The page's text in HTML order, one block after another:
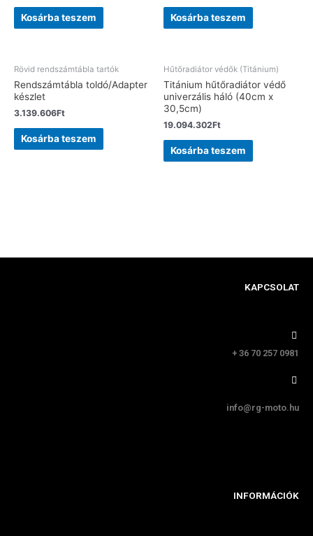
Kosárba teszem Kosárba teszem
Rövid rendszámtábla tartók
Rendszámtábla toldó/Adapter
készlet
3.139.606Ft
Kosárba teszem
Hűtőradiátor védők (Titánium)
Titánium hűtőradiátor védő
univerzális háló (40cm x
30,5cm)
19.094.302Ft
Kosárba teszem
KAPCSOLAT
+ 36 70 257 0981
info@rg-moto.hu
INFORMÁCIÓK